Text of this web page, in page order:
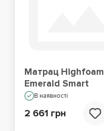
Матрац Highfoam
Emerald Smart
В наявності
2 661 грн